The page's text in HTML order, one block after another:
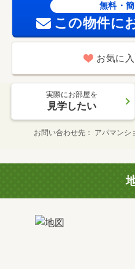
無料・
この物件に
お気に
実際にお部屋を
見学したい
お問い合わせ先 アパマンシ